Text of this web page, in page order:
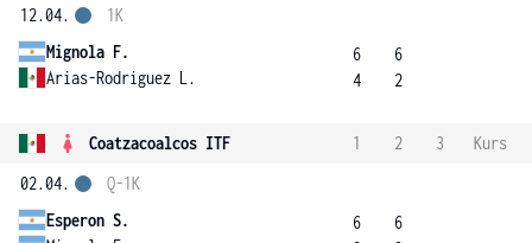
12.04.
Mignola F.
Arias-Rodriguez L.
1K
6
4
6
2
Coatzacoalcos ITF 1 2 3
Kurs
02.04.
Esperon S.
Q-1K
6
6